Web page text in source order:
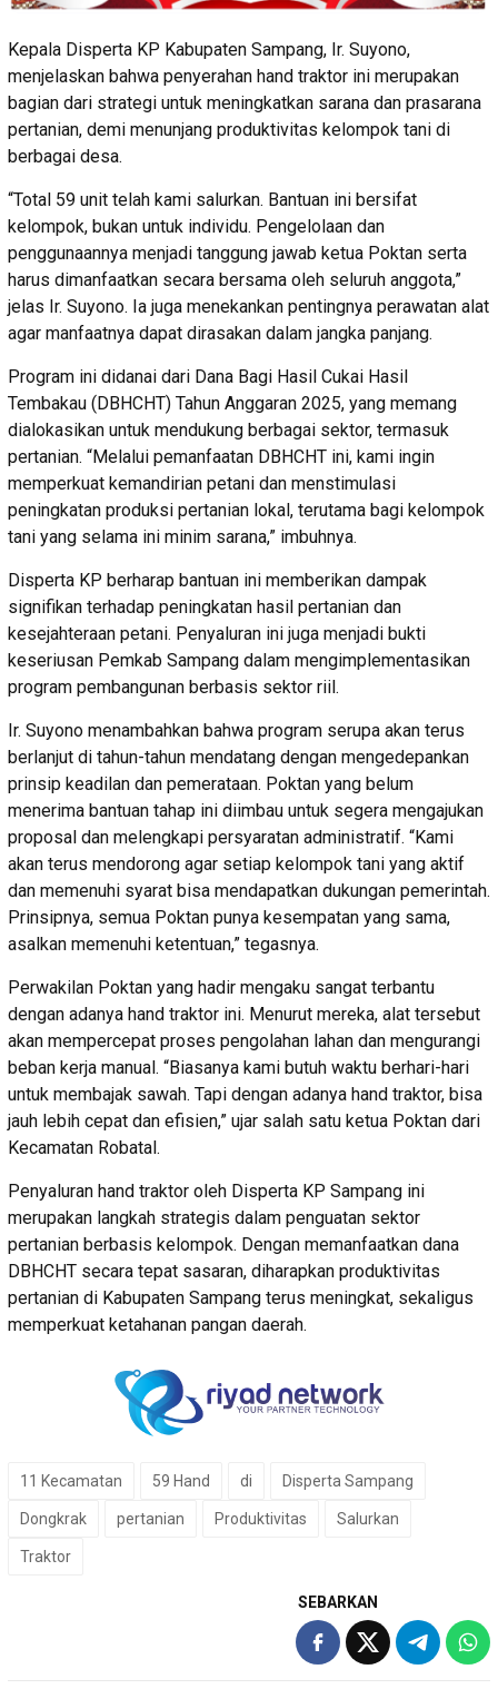
Kepala Disperta KP Kabupaten Sampang, Ir. Suyono,
menjelaskan bahwa penyerahan hand traktor ini merupakan
bagian dari strategi untuk meningkatkan sarana dan prasarana
pertanian, demi menunjang produktivitas kelompok tani di
berbagai desa.
“Total 59 unit telah kami salurkan. Bantuan ini bersifat
kelompok, bukan untuk individu. Pengelolaan dan
penggunaannya menjadi tanggung jawab ketua Poktan serta
harus dimanfaatkan secara bersama oleh seluruh anggota,”
jelas Ir. Suyono. Ia juga menekankan pentingnya perawatan alat
agar manfaatnya dapat dirasakan dalam jangka panjang.
Program ini didanai dari Dana Bagi Hasil Cukai Hasil
Tembakau (DBHCHT) Tahun Anggaran 2025, yang memang
dialokasikan untuk mendukung berbagai sektor, termasuk
pertanian. “Melalui pemanfaatan DBHCHT ini, kami ingin
memperkuat kemandirian petani dan menstimulasi
peningkatan produksi pertanian lokal, terutama bagi kelompok
tani yang selama ini minim sarana,” imbuhnya.
Disperta KP berharap bantuan ini memberikan dampak
signifikan terhadap peningkatan hasil pertanian dan
kesejahteraan petani. Penyaluran ini juga menjadi bukti
keseriusan Pemkab Sampang dalam mengimplementasikan
program pembangunan berbasis sektor riil.
Ir. Suyono menambahkan bahwa program serupa akan terus
berlanjut di tahun-tahun mendatang dengan mengedepankan
prinsip keadilan dan pemerataan. Poktan yang belum
menerima bantuan tahap ini diimbau untuk segera mengajukan
proposal dan melengkapi persyaratan administratif. “Kami
akan terus mendorong agar setiap kelompok tani yang aktif
dan memenuhi syarat bisa mendapatkan dukungan pemerintah.
Prinsipnya, semua Poktan punya kesempatan yang sama,
asalkan memenuhi ketentuan,” tegasnya.
Perwakilan Poktan yang hadir mengaku sangat terbantu
dengan adanya hand traktor ini. Menurut mereka, alat tersebut
akan mempercepat proses pengolahan lahan dan mengurangi
beban kerja manual. “Biasanya kami butuh waktu berhari-hari
untuk membajak sawah. Tapi dengan adanya hand traktor, bisa
jauh lebih cepat dan efisien,” ujar salah satu ketua Poktan dari
Kecamatan Robatal.
Penyaluran hand traktor oleh Disperta KP Sampang ini
merupakan langkah strategis dalam penguatan sektor
pertanian berbasis kelompok. Dengan memanfaatkan dana
DBHCHT secara tepat sasaran, diharapkan produktivitas
pertanian di Kabupaten Sampang terus meningkat, sekaligus
memperkuat ketahanan pangan daerah.
11 Kecamatan 59 Hand di Disperta Sampang
Dongkrak pertanian Produktivitas Salurkan
Traktor
SEBARKAN